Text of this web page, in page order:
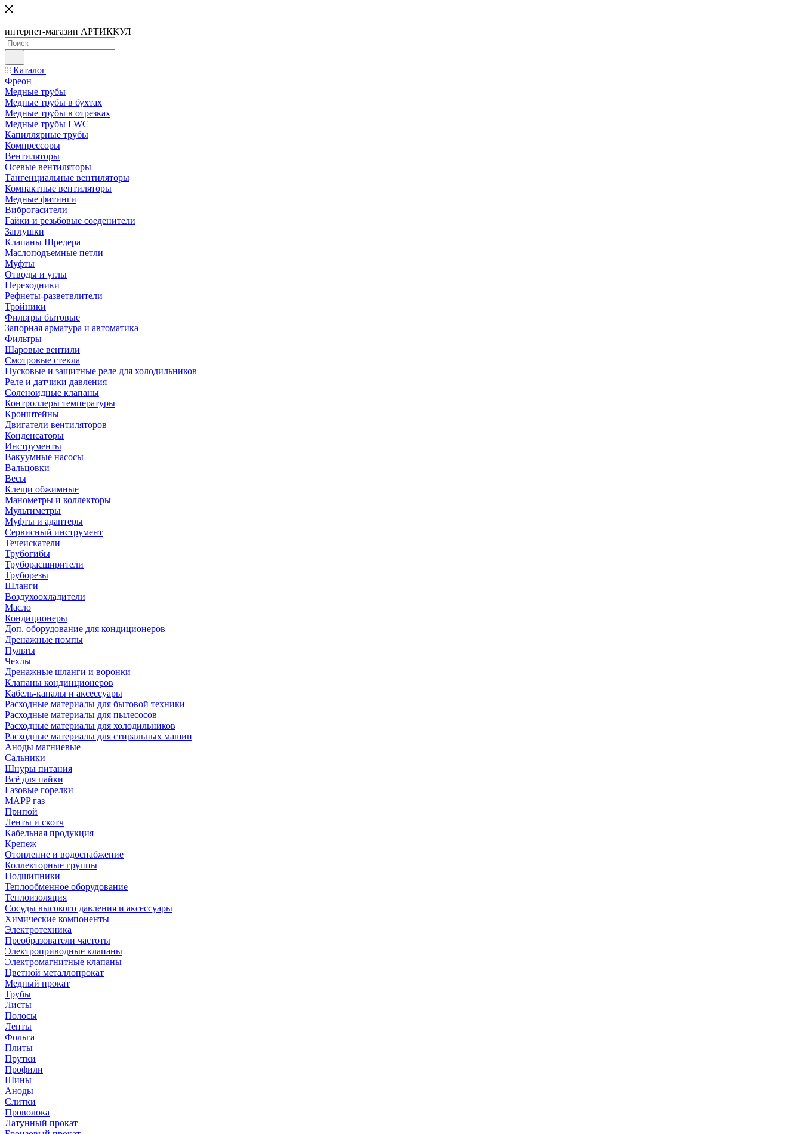
интернет-магазин АРТИККУЛ
Каталог
Фреон
Медные трубы
Медные трубы в бухтах
Медные трубы в отрезках
Медные трубы LWC
Капиллярные трубы
Компрессоры
Вентиляторы
Осевые вентиляторы
Тангенциальные вентиляторы
Компактные вентиляторы
Медные фитинги
Виброгасители
Гайки и резьбовые соеденители
Заглушки
Клапаны Шредера
Маслоподъемные петли
Муфты
Отводы и углы
Переходники
Рефнеты-разветвлители
Тройники
Фильтры бытовые
Запорная арматура и автоматика
Фильтры
Шаровые вентили
Смотровые стекла
Пусковые и защитные реле для холодильников
Реле и датчики давления
Соленоидные клапаны
Контроллеры температуры
Кронштейны
Двигатели вентиляторов
Конденсаторы
Инструменты
Вакуумные насосы
Вальцовки
Весы
Клещи обжимные
Манометры и коллекторы
Мультиметры
Муфты и адаптеры
Сервисный инструмент
Течеискатели
Трубогибы
Труборасширители
Труборезы
Шланги
Воздухоохладители
Масло
Кондиционеры
Доп. оборудование для кондиционеров
Дренажные помпы
Пульты
Чехлы
Дренажные шланги и воронки
Клапаны кондинционеров
Кабель-каналы и аксессуары
Расходные материалы для бытовой техники
Расходные материалы для пылесосов
Расходные материалы для холодильников
Расходные материалы для стиральных машин
Аноды магниевые
Сальники
Шнуры питания
Всё для пайки
Газовые горелки
MAPP газ
Припой
Ленты и скотч
Кабельная продукция
Крепеж
Отопление и водоснабжение
Коллекторные группы
Подшипники
Теплообменное оборудование
Теплоизоляция
Сосуды высокого давления и аксессуары
Химические компоненты
Электротехника
Преобразователи частоты
Электроприводные клапаны
Электромагнитные клапаны
Цветной металлопрокат
Медный прокат
Трубы
Листы
Полосы
Ленты
Фольга
Плиты
Прутки
Профили
Шины
Аноды
Слитки
Проволока
Латунный прокат